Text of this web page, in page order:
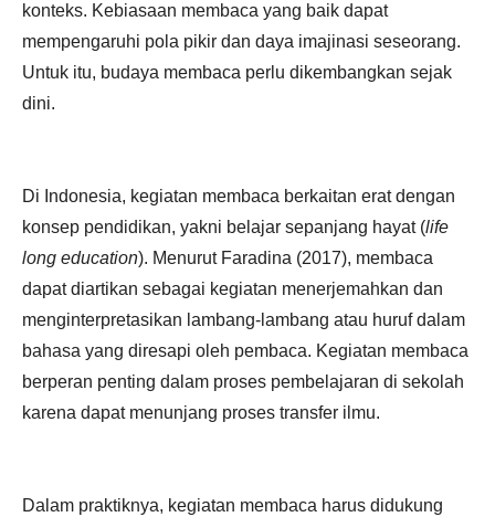
konteks. Kebiasaan membaca yang baik dapat
mempengaruhi pola pikir dan daya imajinasi seseorang.
Untuk itu, budaya membaca perlu dikembangkan sejak
dini.
Di Indonesia, kegiatan membaca berkaitan erat dengan
konsep pendidikan, yakni belajar sepanjang hayat (life
long education). Menurut Faradina (2017), membaca
dapat diartikan sebagai kegiatan menerjemahkan dan
menginterpretasikan lambang-lambang atau huruf dalam
bahasa yang diresapi oleh pembaca. Kegiatan membaca
berperan penting dalam proses pembelajaran di sekolah
karena dapat menunjang proses transfer ilmu.
Dalam praktiknya, kegiatan membaca harus didukung